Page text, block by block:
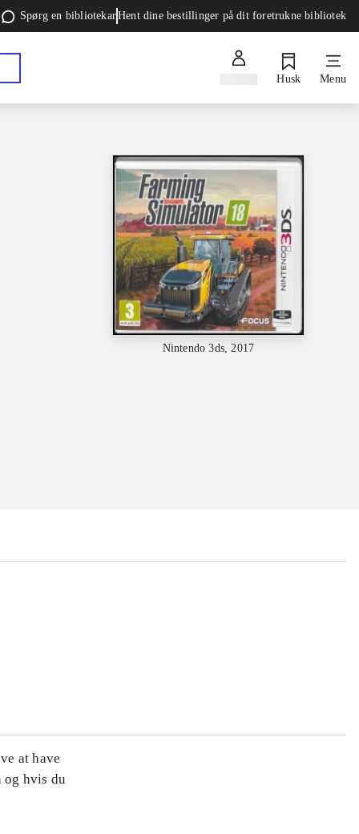
Spørg en bibliotekarHent dine bestillinger på dit foretrukne bibliotek
Husk Menu
Nintendo 3ds, 2017
at have
og hvis du